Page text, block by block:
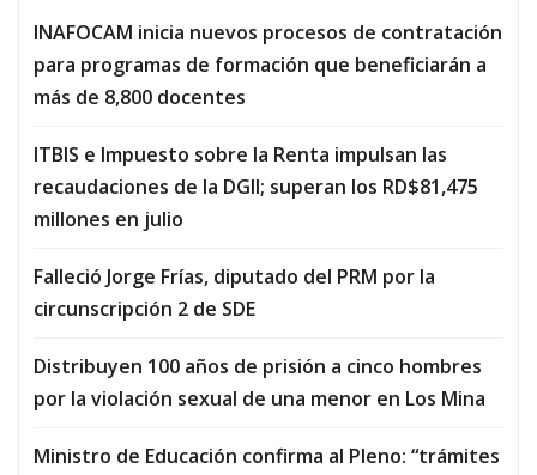
INAFOCAM inicia nuevos procesos de contratación
para programas de formación que beneficiarán a
más de 8,800 docentes
ITBIS e Impuesto sobre la Renta impulsan las
recaudaciones de la DGII; superan los RD$81,475
millones en julio
Falleció Jorge Frías, diputado del PRM por la
circunscripción 2 de SDE
Distribuyen 100 años de prisión a cinco hombres
por la violación sexual de una menor en Los Mina
Ministro de Educación confirma al Pleno: “trámites